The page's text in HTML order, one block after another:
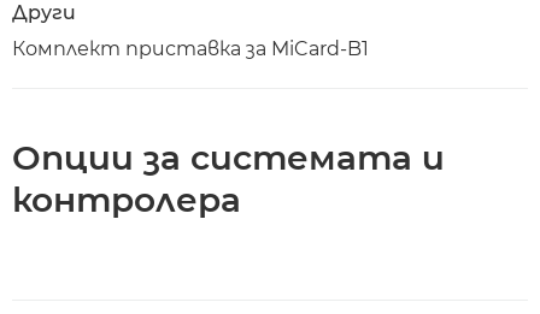
Други
Комплект приставка за MiCard-B1
Опции за системата и
контролера